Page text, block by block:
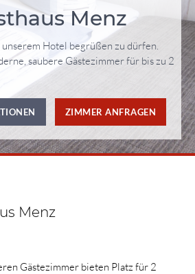
Menz
Hotel begrüßen zu dürfen.
saubere Gästezimmer für bis zu 2
ZIMMER ANFRAGEN
Menz
Gästezimmer bieten Platz für 2